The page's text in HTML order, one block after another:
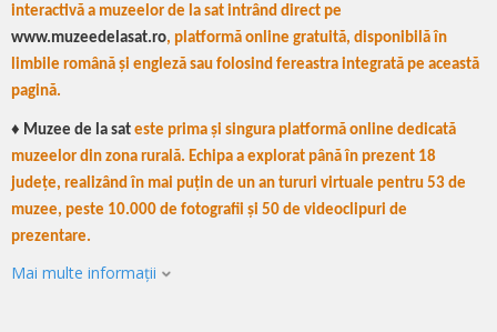
interactivă a muzeelor de la sat intrând direct pe
www.muzeedelasat.ro, platformă online gratuită, disponibilă în
limbile română și engleză sau folosind fereastra integrată pe această
pagină.
♦ Muzee de la sat este prima și singura platformă online dedicată
muzeelor din zona rurală. Echipa a explorat până în prezent 18
județe, realizând în mai puțin de un an tururi virtuale pentru 53 de
muzee, peste 10.000 de fotografii și 50 de videoclipuri de
prezentare.
Mai multe informații